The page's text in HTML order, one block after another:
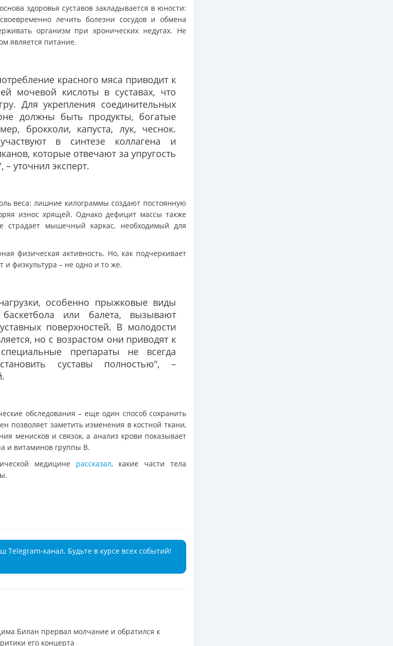
здоровья суставов закладывается в юности:
лечить болезни сосудов и обмена
организм при хронических недугах. Не
является питание.
красного мяса приводит к
мочевой кислоты в суставах, что
Для укрепления соединительных
должны быть продукты, богатые
брокколи, капуста, лук, чеснок.
в синтезе коллагена и
которые отвечают за упругость
уточнил эксперт.
веса: лишние килограммы создают постоянную
износ хрящей. Однако дефицит массы также
страдает мышечный каркас, необходимый для
физическая активность. Но, как подчеркивает
и физкультура – не одно и то же.
особенно прыжковые виды
или балета, вызывают
поверхностей. В молодости
но с возрастом они приводят к
препараты не всегда
суставы полностью", –
обследования – еще один способ сохранить
позволяет заметить изменения в костной ткани,
менисков и связок, а анализ крови показывает
и витаминов группы B.
медицине рассказал, какие части тела
Telegram-канал. Будьте в курсе всех событий!
Билан прервал молчание и обратился к
его концерта